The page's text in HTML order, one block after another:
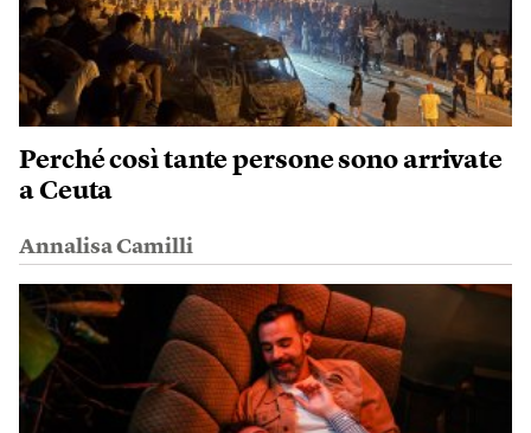
Perché così tante persone sono arrivate
a Ceuta
Annalisa Camilli